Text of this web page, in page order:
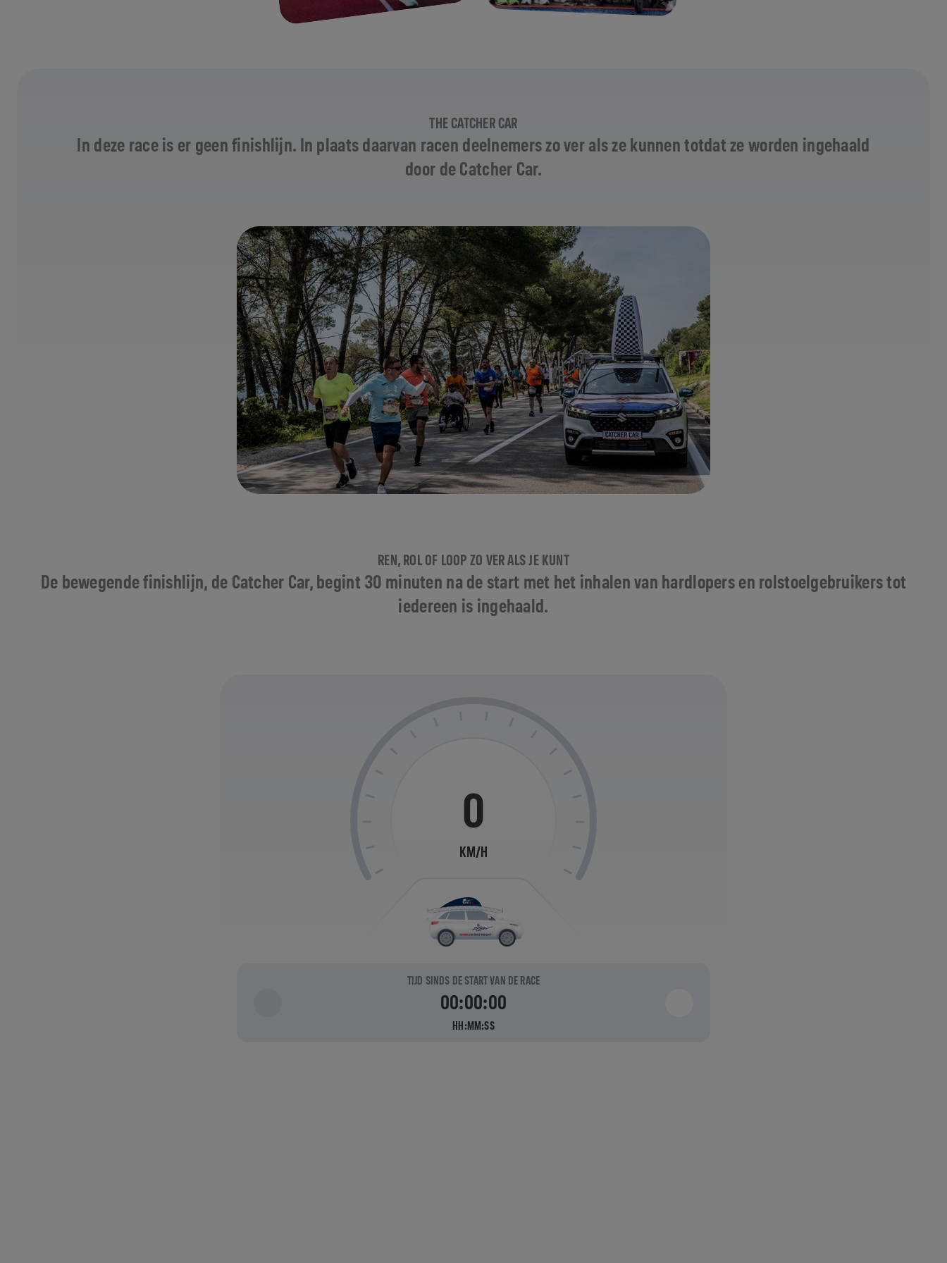
THE CATCHER CAR
In deze race is er geen finishlijn. In plaats daarvan racen deelnemers zo ver als ze kunnen totdat ze worden ingehaald
door de Catcher Car.
REN, ROL OF LOOP ZO VER ALS JE KUNT
De bewegende finishlijn, de Catcher Car, begint 30 minuten na de start met het inhalen van hardlopers en rolstoelgebruikers tot
iedereen is ingehaald.
0
KM/H
TIJD SINDS DE START VAN DE RACE
00:00:00
HH:MM:SS